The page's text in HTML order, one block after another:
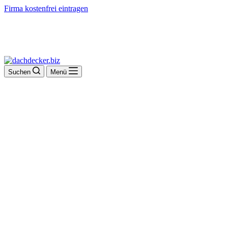
Firma kostenfrei eintragen
Suchen Menü